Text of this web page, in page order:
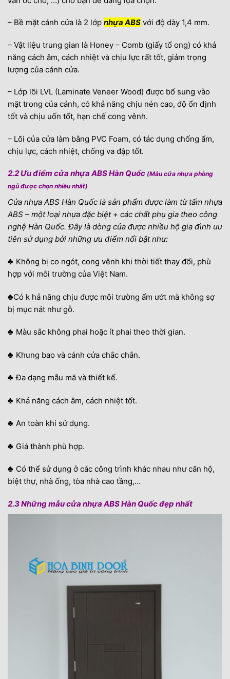
– Bề mặt cánh cửa là 2 lớp nhựa ABS với độ dày 1,4 mm.
– Vật liệu trung gian là Honey – Comb (giấy tổ ong) có khả
năng cách âm, cách nhiệt và chịu lực rất tốt, giảm trọng
lượng của cánh cửa.
– Lớp lõi LVL (Laminate Veneer Wood) được bổ sung vào
mặt trong của cánh, có khả năng chịu nén cao, độ ổn định
tốt và chịu uốn tốt, hạn chế cong vênh.
– Lõi của cửa làm bằng PVC Foam, có tác dụng chống ẩm,
chịu lực, cách nhiệt, chống va đập tốt.
2.2 Ưu điểm cửa nhựa ABS Hàn Quốc (Mẫu cửa nhựa phòng
ngủ được chọn nhiều nhất)
Cửa nhựa ABS Hàn Quốc là sản phẩm được làm từ tấm nhựa
ABS – một loại nhựa đặc biệt + các chất phụ gia theo công
nghệ Hàn Quốc. Đây là dòng cửa được nhiều hộ gia đình ưu
tiên sử dụng bởi những ưu điểm nổi bật như:
♣ Không bị co ngót, cong vênh khi thời tiết thay đổi, phù
hợp với môi trường của Việt Nam.
♣Có k hả năng chịu được môi trường ẩm ướt mà không sợ
bị mục nát như gỗ.
♣ Màu sắc không phai hoặc ít phai theo thời gian.
♣ Khung bao và cánh cửa chắc chắn.
♣Đa dạng mẫu mã và thiết kế.
♣ Khả năng cách âm, cách nhiệt tốt.
♣ An toàn khi sử dụng.
♣ Giá thành phù hợp.
♣ Có thể sử dụng ở các công trình khác nhau như căn hộ,
biệt thự, nhà ống, tòa nhà cao tầng,…
2.3 Những mẫu cửa nhựa ABS Hàn Quốc đẹp nhất